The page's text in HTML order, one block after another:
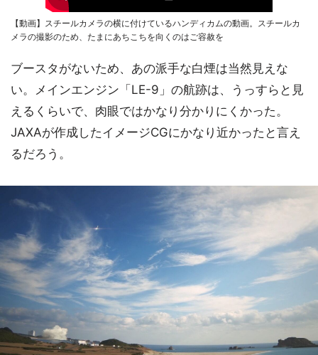
【動画】スチールカメラの横に付けているハンディカムの動画。スチールカ
メラの撮影のため、たまにあちこちを向くのはご容赦を
ブースタがないため、あの派手な白煙は当然見えな
い。メインエンジン「LE-9」の航跡は、うっすらと見
えるくらいで、肉眼ではかなり分かりにくかった。
JAXAが作成したイメージCGにかなり近かったと言え
るだろう。